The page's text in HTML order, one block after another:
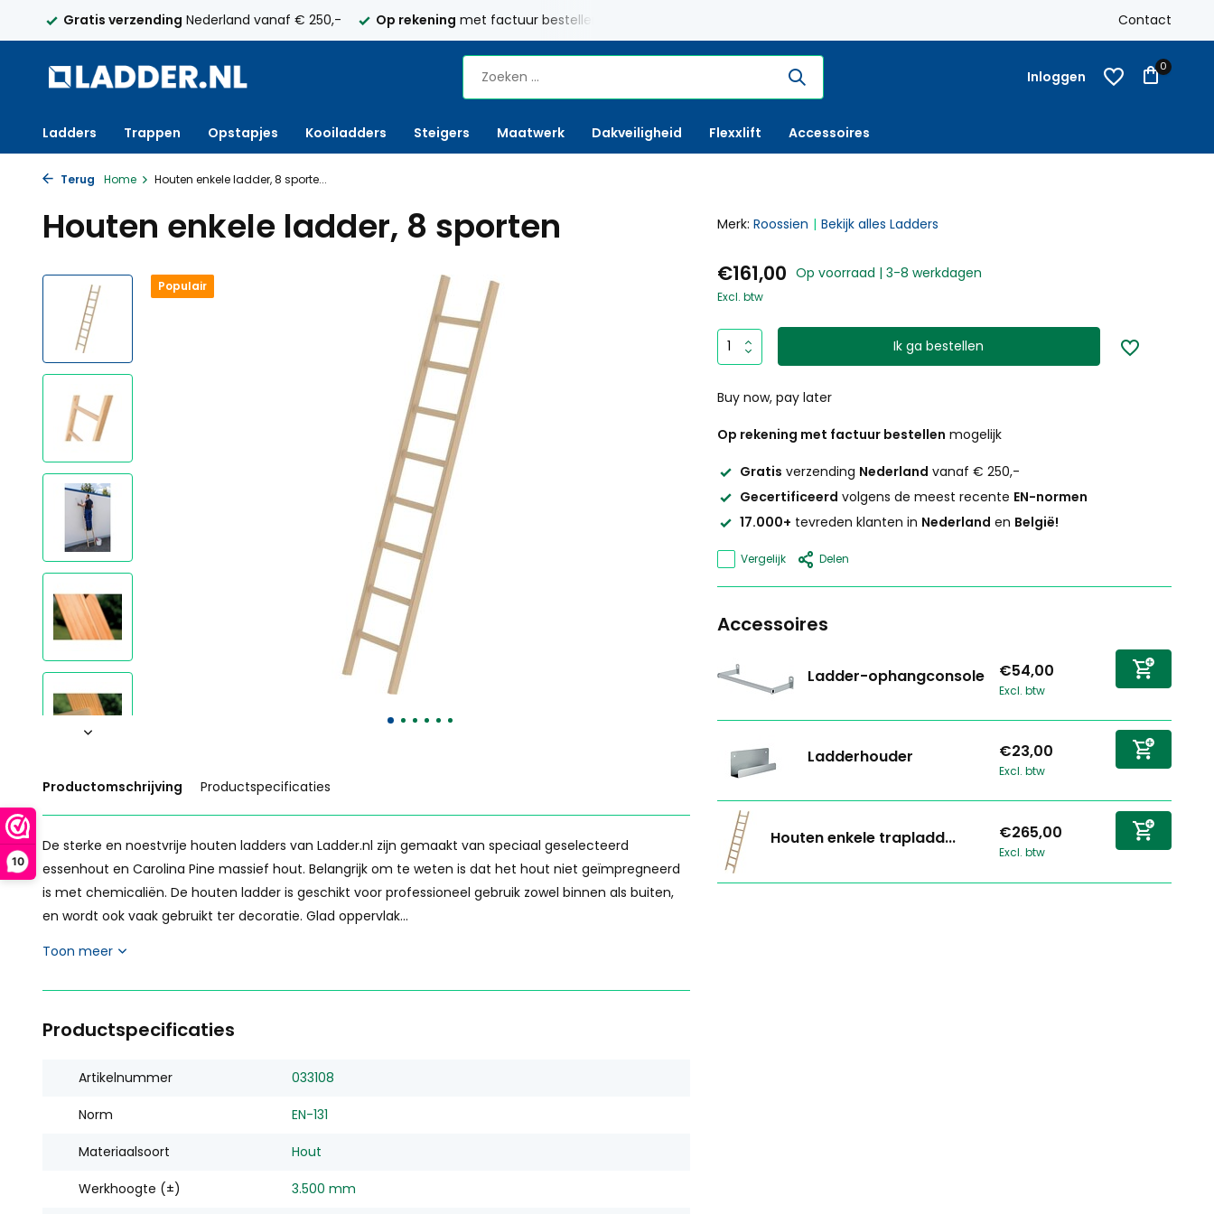
10
Gratis verzending Nederland vanaf € 250,- Op rekening met factuur bestellen mogelijk Nederland vanaf € 250,- Op
Contact
Inloggen
0
Ladders Trappen Opstapjes Kooiladders Steigers Maatwerk Dakveiligheid Flexxlift Accessoires
Terug Home Houten enkele ladder, 8 sporte...
Houten enkele ladder, 8 sporten
Populair
Productomschrijving Productspecificaties
De sterke en noestvrije houten ladders van Ladder.nl zijn gemaakt van speciaal geselecteerd
essenhout en Carolina Pine massief hout. Belangrijk om te weten is dat het hout niet geïmpregneerd
is met chemicaliën. De houten ladder is geschikt voor professioneel gebruik zowel binnen als buiten,
en wordt ook vaak gebruikt ter decoratie. Glad oppervlak...
Toon meer
Productspecificaties
Artikelnummer 033108
Norm EN-131
Materiaalsoort Hout
Werkhoogte (±) 3.500 mm
Merk: Roossien Bekijk alles Ladders
€161,00 Op voorraad | 3-8 werkdagen
Excl. btw
Ik ga bestellen
Buy now, pay later
Op rekening met factuur bestellen mogelijk
Gratis verzending Nederland vanaf € 250,-
Gecertificeerd volgens de meest recente EN-normen
17.000+ tevreden klanten in Nederland en België!
Vergelijk Delen
Accessoires
Ladder-ophangconsole €54,00
Excl. btw
Ladderhouder €23,00
Excl. btw
Houten enkele trapladd... €265,00
Excl. btw